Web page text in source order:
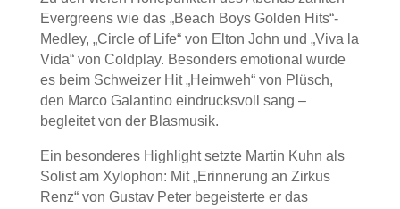
Evergreens wie das „Beach Boys Golden Hits“-
Medley, „Circle of Life“ von Elton John und „Viva la
Vida“ von Coldplay. Besonders emotional wurde
es beim Schweizer Hit „Heimweh“ von Plüsch,
den Marco Galantino eindrucksvoll sang –
begleitet von der Blasmusik.
Ein besonderes Highlight setzte Martin Kuhn als
Solist am Xylophon: Mit „Erinnerung an Zirkus
Renz“ von Gustav Peter begeisterte er das